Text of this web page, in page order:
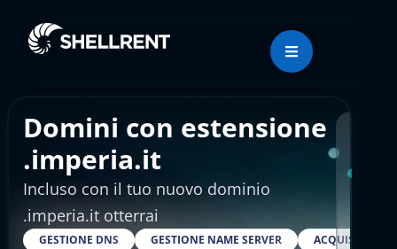
Domini con estensione
.imperia.it
Incluso con il tuo nuovo dominio
.imperia.it otterrai
GESTIONE DNS GESTIONE NAME SERVER ACQUISTARE